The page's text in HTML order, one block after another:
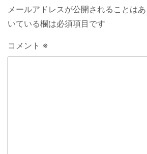
メールアドレスが公開されることはあ
いている欄は必須項目です
コメント ※